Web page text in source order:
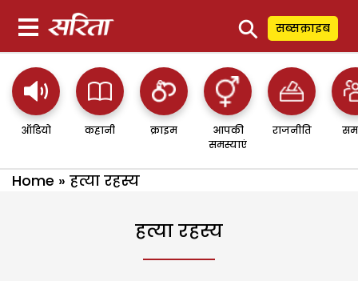
⚲ सब्सक्राइब
ऑडियो कहानी क्राइम
आपकी
समस्याएं
राजनीति
Home » हत्या रहस्य
हत्या रहस्य